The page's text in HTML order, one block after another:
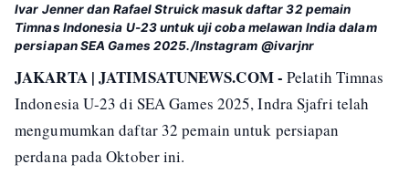
Ivar Jenner dan Rafael Struick masuk daftar 32 pemain
Timnas Indonesia U-23 untuk uji coba melawan India dalam
persiapan SEA Games 2025./Instagram @ivarjnr
JAKARTA | JATIMSATUNEWS.COM - Pelatih Timnas
Indonesia U-23 di SEA Games 2025, Indra Sjafri telah
mengumumkan daftar 32 pemain untuk persiapan
perdana pada Oktober ini.